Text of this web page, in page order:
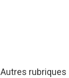
Autres rubriques